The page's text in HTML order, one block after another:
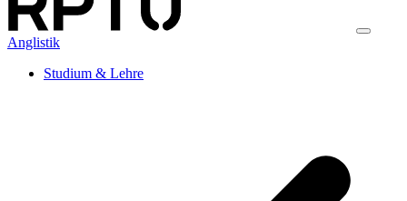
Anglistik
Studium & Lehre